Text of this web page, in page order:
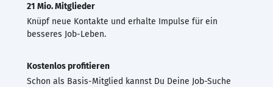
21 Mio. Mitglieder
Knüpf neue Kontakte und erhalte Impulse für ein
besseres Job-Leben.
Kostenlos profitieren
Schon als Basis-Mitglied kannst Du Deine Job-Suche